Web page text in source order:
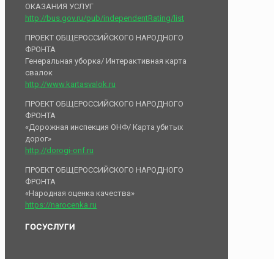
ОКАЗАНИЯ УСЛУГ
http://bus.gov.ru/pub/independentRating/list
ПРОЕКТ ОБЩЕРОССИЙСКОГО НАРОДНОГО
ФРОНТА
Генеральная уборка/ Интерактивная карта
свалок
http://www.kartasvalok.ru
ПРОЕКТ ОБЩЕРОССИЙСКОГО НАРОДНОГО
ФРОНТА
«Дорожная инспекция ОНФ/ Карта убитых
дорог»
http://dorogi-onf.ru
ПРОЕКТ ОБЩЕРОССИЙСКОГО НАРОДНОГО
ФРОНТА
«Народная оценка качества»
https://narocenka.ru
ГОСУСЛУГИ